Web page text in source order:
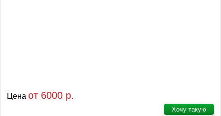
Цена от 6000 р.
Хочу такую